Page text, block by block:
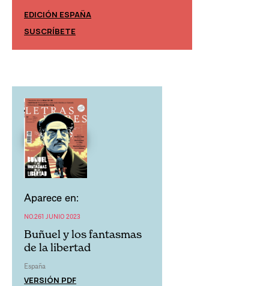
EDICIÓN ESPAÑA
SUSCRÍBETE
Aparece en:
NO.261 JUNIO 2023
Buñuel y los fantasmas
de la libertad
España
VERSIÓN PDF